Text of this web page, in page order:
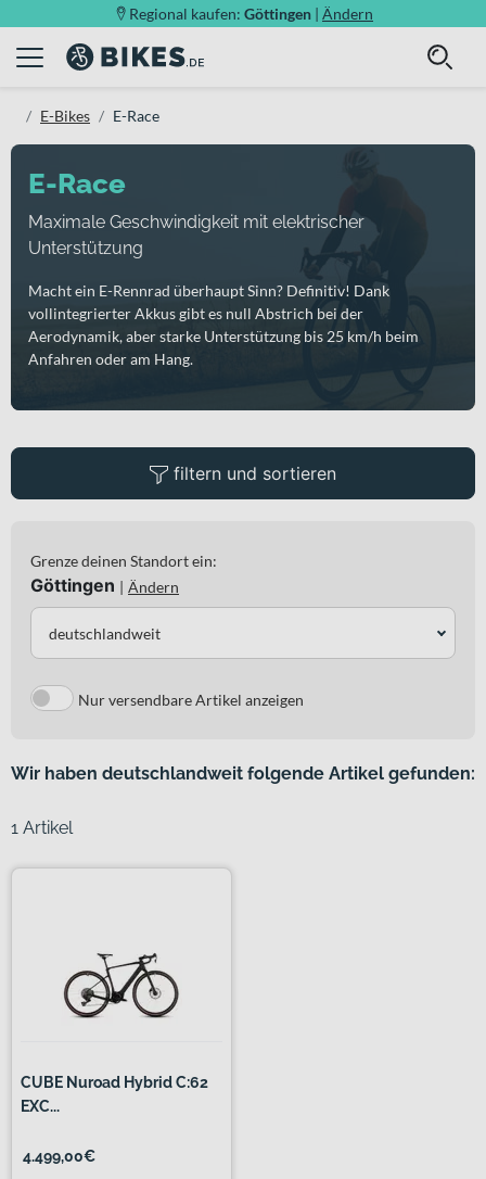
Regional kaufen: Göttingen | Ändern
E-Bikes E-Race
E-Race
Maximale Geschwindigkeit mit elektrischer
Unterstützung
Macht ein E-Rennrad überhaupt Sinn? Definitiv! Dank
vollintegrierter Akkus gibt es null Abstrich bei der
Aerodynamik, aber starke Unterstützung bis 25 km/h beim
Anfahren oder am Hang.
filtern und sortieren
Grenze deinen Standort ein:
Göttingen | Ändern
deutschlandweit
Nur versendbare Artikel anzeigen
Wir haben deutschlandweit folgende Artikel gefunden:
1 Artikel
CUBE Nuroad Hybrid C:62
EXC...
4.499,00€